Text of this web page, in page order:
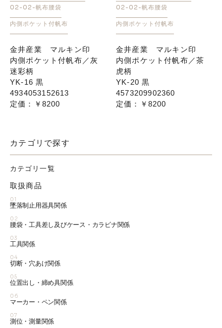
02-02-帆布腰袋
内側ポケット付帆布
金井産業 マルキン印
内側ポケット付帆布／灰
迷彩柄
YK-16 黒
4934053152613
定価：￥8200
02-02-帆布腰袋
内側ポケット付帆布
金井産業 マルキン印
内側ポケット付帆布／茶
虎柄
YK-20 黒
4573209902360
定価：￥8200
カテゴリで探す
カテゴリ一覧
取扱商品
01
墜落制止用器具関係
02
腰袋・工具差し及びケース・カラビナ関係
03
工具関係
04
切断・穴あけ関係
05
位置出し・締め具関係
06
マーカー・ペン関係
07
測位・測量関係